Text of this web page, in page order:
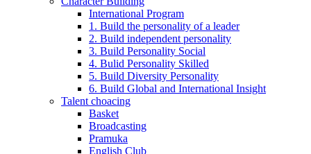
International Program
1. Build the personality of a leader
2. Build independent personality
3. Build Personality Social
4. Bulid Personality Skilled
5. Build Diversity Personality
6. Build Global and International Insight
Talent choacing
Basket
Broadcasting
Pramuka
English Club